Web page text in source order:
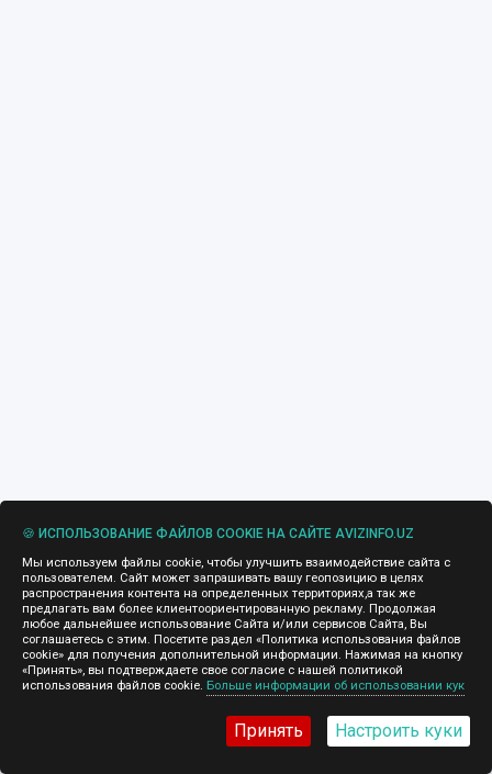
🍪 ИСПОЛЬЗОВАНИЕ ФАЙЛОВ COOKIE НА САЙТЕ AVIZINFO.UZ
Мы используем файлы cookie, чтобы улучшить взаимодействие сайта с
пользователем. Сайт может запрашивать вашу геопозицию в целях
распространения контента на определенных территориях,а так же
предлагать вам более клиентоориентированную рекламу. Продолжая
любое дальнейшее использование Сайта и/или сервисов Сайта, Вы
соглашаетесь с этим. Посетите раздел «Политика использования файлов
cookie» для получения дополнительной информации. Нажимая на кнопку
«Принять», вы подтверждаете свое согласие с нашей политикой
использования файлов cookie. Больше информации об использовании кук
Принять Настроить куки